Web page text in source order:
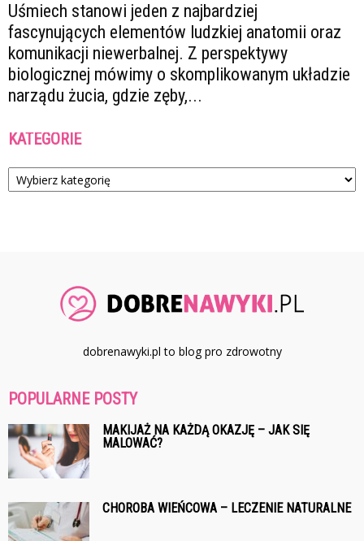
Uśmiech stanowi jeden z najbardziej
fascynujących elementów ludzkiej anatomii oraz
komunikacji niewerbalnej. Z perspektywy
biologicznej mówimy o skomplikowanym układzie
narządu żucia, gdzie zęby,...
KATEGORIE
Kategorie
dobrenawyki.pl to blog pro zdrowotny
POPULARNE POSTY
MAKIJAŻ NA KAŻDĄ OKAZJĘ – JAK SIĘ
MALOWAĆ?
CHOROBA WIEŃCOWA – LECZENIE NATURALNE